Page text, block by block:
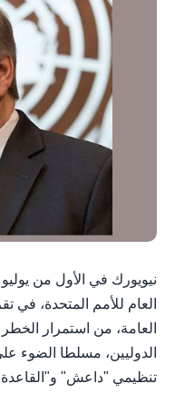
نيويورك في الأول من
العام للأمم المتحدة، في
العامة، من استمرار
الدوليين، مسلطا الضوء
تنظيمي "داعش" و"القاعدة"